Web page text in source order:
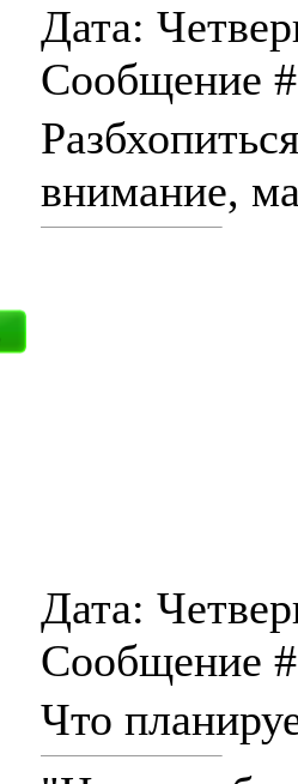
Дата:
Сообщение
внимание,
Дата:
Сообщение
Что